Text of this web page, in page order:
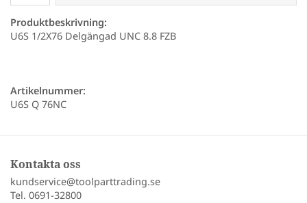
Produktbeskrivning:
U6S 1/2X76 Delgängad UNC 8.8 FZB
Artikelnummer:
U6S Q 76NC
Kontakta oss
kundservice@toolparttrading.se
Tel. 0691-32800